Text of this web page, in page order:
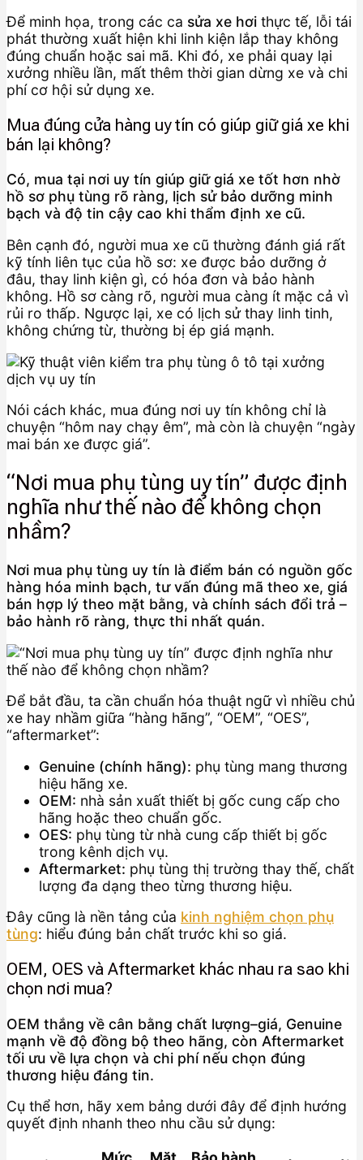
Để minh họa, trong các ca sửa xe hơi thực tế, lỗi tái
phát thường xuất hiện khi linh kiện lắp thay không
đúng chuẩn hoặc sai mã. Khi đó, xe phải quay lại
xưởng nhiều lần, mất thêm thời gian dừng xe và chi
phí cơ hội sử dụng xe.
Mua đúng cửa hàng uy tín có giúp giữ giá xe khi
bán lại không?
Có, mua tại nơi uy tín giúp giữ giá xe tốt hơn nhờ
hồ sơ phụ tùng rõ ràng, lịch sử bảo dưỡng minh
bạch và độ tin cậy cao khi thẩm định xe cũ.
Bên cạnh đó, người mua xe cũ thường đánh giá rất
kỹ tính liên tục của hồ sơ: xe được bảo dưỡng ở
đâu, thay linh kiện gì, có hóa đơn và bảo hành
không. Hồ sơ càng rõ, người mua càng ít mặc cả vì
rủi ro thấp. Ngược lại, xe có lịch sử thay linh tinh,
không chứng từ, thường bị ép giá mạnh.
Nói cách khác, mua đúng nơi uy tín không chỉ là
chuyện “hôm nay chạy êm”, mà còn là chuyện “ngày
mai bán xe được giá”.
“Nơi mua phụ tùng uy tín” được định
nghĩa như thế nào để không chọn
nhầm?
Nơi mua phụ tùng uy tín là điểm bán có nguồn gốc
hàng hóa minh bạch, tư vấn đúng mã theo xe, giá
bán hợp lý theo mặt bằng, và chính sách đổi trả –
bảo hành rõ ràng, thực thi nhất quán.
Để bắt đầu, ta cần chuẩn hóa thuật ngữ vì nhiều chủ
xe hay nhầm giữa “hàng hãng”, “OEM”, “OES”,
“aftermarket”:
Genuine (chính hãng): phụ tùng mang thương
hiệu hãng xe.
OEM: nhà sản xuất thiết bị gốc cung cấp cho
hãng hoặc theo chuẩn gốc.
OES: phụ tùng từ nhà cung cấp thiết bị gốc
trong kênh dịch vụ.
Aftermarket: phụ tùng thị trường thay thế, chất
lượng đa dạng theo từng thương hiệu.
Đây cũng là nền tảng của kinh nghiệm chọn phụ
tùng: hiểu đúng bản chất trước khi so giá.
OEM, OES và Aftermarket khác nhau ra sao khi
chọn nơi mua?
OEM thắng về cân bằng chất lượng–giá, Genuine
mạnh về độ đồng bộ theo hãng, còn Aftermarket
tối ưu về lựa chọn và chi phí nếu chọn đúng
thương hiệu đáng tin.
Cụ thể hơn, hãy xem bảng dưới đây để định hướng
quyết định nhanh theo nhu cầu sử dụng: